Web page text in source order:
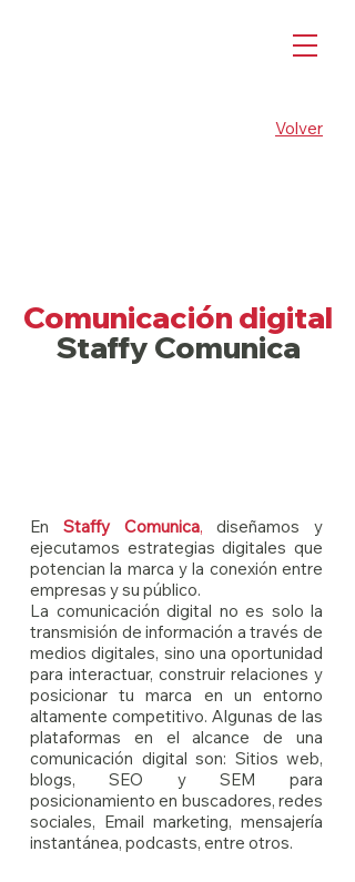
Volver
Comunicación digital
Staffy Comunica
En Staffy Comunica, diseñamos y
ejecutamos estrategias digitales que
potencian la marca y la conexión entre
empresas y su público.
La comunicación digital no es solo la
transmisión de información a través de
medios digitales, sino una oportunidad
para interactuar, construir relaciones y
posicionar tu marca en un entorno
altamente competitivo. Algunas de las
plataformas en el alcance de una
comunicación digital son: Sitios web,
blogs, SEO y SEM para
posicionamiento en buscadores, redes
sociales, Email marketing, mensajería
instantánea, podcasts, entre otros.